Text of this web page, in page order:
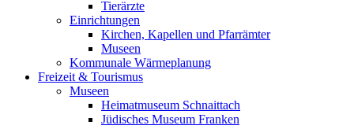
Tierärzte
Einrichtungen
Kirchen, Kapellen und Pfarrämter
Museen
Kommunale Wärmeplanung
Freizeit & Tourismus
Museen
Heimatmuseum Schnaittach
Jüdisches Museum Franken